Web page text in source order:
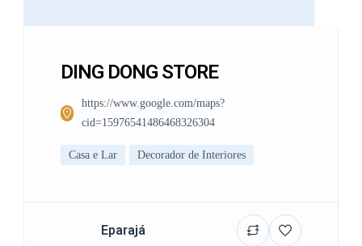
DING DONG STORE
https://www.google.com/maps?
cid=15976541486468326304
Casa e Lar Decorador de Interiores
Eparajá